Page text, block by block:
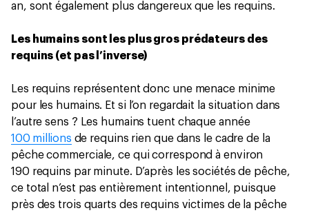
an, sont également plus dangereux que les requins.
Les humains sont les plus gros prédateurs des
requins (et pas l’inverse)
Les requins représentent donc une menace minime
pour les humains. Et si l’on regardait la situation dans
l’autre sens ? Les humains tuent chaque année
100 millions de requins rien que dans le cadre de la
pêche commerciale, ce qui correspond à environ
190 requins par minute. D’après les sociétés de pêche,
ce total n’est pas entièrement intentionnel, puisque
près des trois quarts des requins victimes de la pêche